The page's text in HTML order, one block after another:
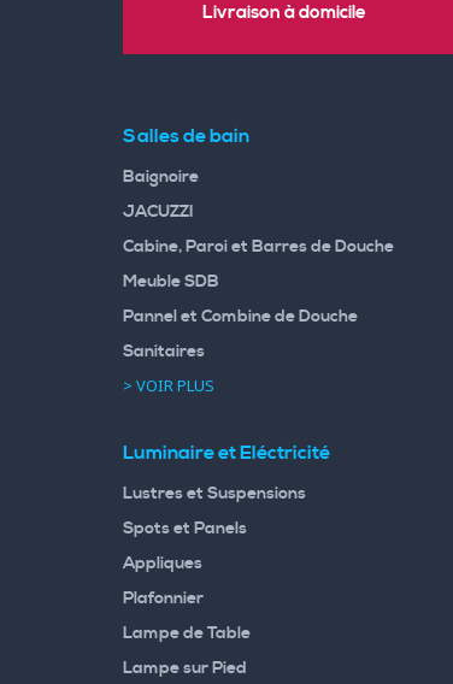
Livraison à domicile
Salles de bain
Baignoire
JACUZZI
Cabine, Paroi et Barres de Douche
Meuble SDB
Pannel et Combine de Douche
Sanitaires
> VOIR PLUS
Luminaire et Eléctricité
Lustres et Suspensions
Spots et Panels
Appliques
Plafonnier
Lampe de Table
Lampe sur Pied